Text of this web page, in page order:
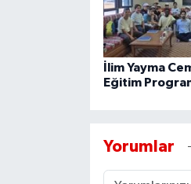
İlim Yayma
Eğitim
Yorumlar